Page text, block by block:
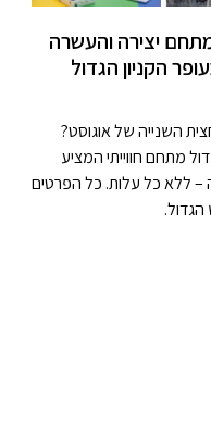
יצירה והעשרה
השנייה של אוגוסט?
הגדול מתחם חווייתי המציע
– ללא כל עלות. כל הפרטים